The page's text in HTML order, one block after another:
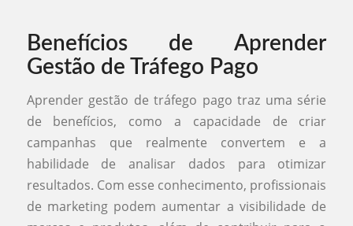
Benefícios de Aprender
Gestão de Tráfego Pago
Aprender gestão de tráfego pago traz uma série
de benefícios, como a capacidade de criar
campanhas que realmente convertem e a
habilidade de analisar dados para otimizar
resultados. Com esse conhecimento, profissionais
de marketing podem aumentar a visibilidade de